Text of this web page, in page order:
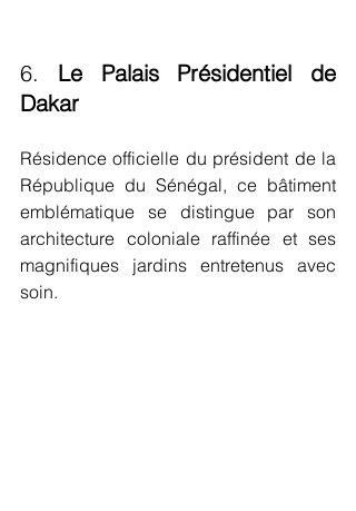
6. Le Palais Présidentiel de
Dakar
Résidence officielle du président de la
République du Sénégal, ce bâtiment
emblématique se distingue par son
architecture coloniale raffinée et ses
magnifiques jardins entretenus avec
soin.